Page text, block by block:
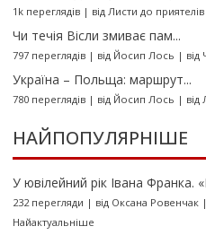
1k переглядів| від Листи до приятелів
Чи течія Вісли змиває пам...
797 переглядів| від Йосип Лось | від
Україна – Польща: маршрут...
780 переглядів| від Йосип Лось | від
НАЙПОПУЛЯРНІШЕ
У ювілейний рік Івана Франка.
232 перегляди | від Оксана Ровенчак|
Найактуальніше